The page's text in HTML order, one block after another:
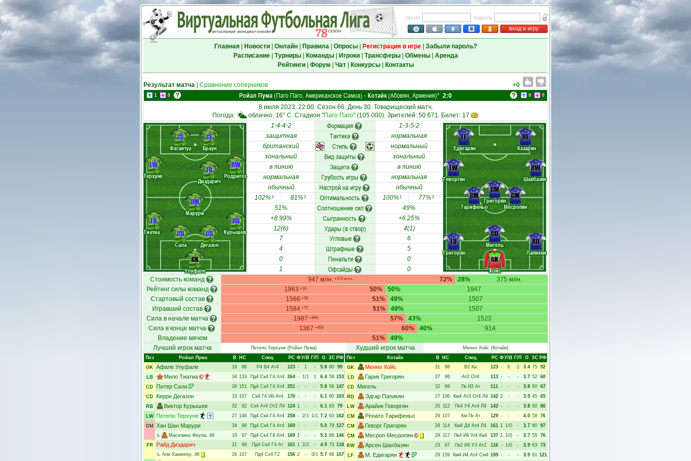
логин
пароль
вход в игру
Главная| Новости| Онлайн| Правила| Опросы| Регистрация в игре| Забыли пароль?
Расписание| Турниры| Команды| Игроки| Трансферы| Обмены| Аренда
Рейтинги| Форум Чат| Конкурсы| Контакты
Результат матча Сравнение соперников +0
1 0 Ройал Пума(Паго Паго, Американское Самоа) - Котайк(Абовян, Армения)* 2:0 0 0
8 июля 2023, 22:00. Сезон 66. День 30. Товарищеский матч.
Погода:
облачно, 16° C. Стадион "Паго Паго" (105 000). Зрителей: 50 671. Билет: 17
Улуфале
Тиатиа
Сала
Дегазон
Курышев
Терхуне
Марури
Диздарич
Родригез
Фагаитуа Браун
GK
LB
CD
CD
RB
LW
DM
FR
RW
CF CF
1-4-4-2 Формация 1-3-5-2
Хойс
Григорян
Мигель
Папикян
Геворгян
Тарифеньо
Григорян
Месропян
Шахбазян
Едигарян Казарян
GK
LD
CD
RD
LW
CM
CM
CM
RW
LF RF
защитная Тактика
нормальная
британский
Стиль
нормальный
зональный
Вид защиты
зональный
в линию
Защита
в линию
нормальная
Грубость игры
нормальная
обычный
Настрой на игру
обычный
102%1 81%2 Оптимальность 100%1 77%2
51% Соотношение сил
49%
+8.99%
Сыгранность
+6.25%
12(6)
Удары (в створ)
4(1)
7
Угловые
6
4
Штрафные
5
0
Пенальти
0
1
Офсайды
0
Стоимость команд
947 млн. +572 млн. 72% 375 млн.
28%
Рейтинг силы команд
1963 +16 50% 1947
50%
Стартовый состав
1566 +59 51% 1507
49%
Игравший состав
1584 +77 51% 1507
49%
Сила в начале матча
1987 +464 57% 1523
43%
Сила в конце матча
1367 +453 60% 914
40%
Владение мячом
51%
49%
Лучший игрок матча
Петело Терхуне (Ройал Пума) Худший игрок матча Менно Хойс (Котайк)
Поз
Ройал Пума В НC Спец РC ФУ/В Г/П О ЗС РФ
GK Афале Улуфале 18 86 Р4 В4 Ат4 123 - 1 - 5.8 80 99
LB
Мило Тиатиа 34 133 Пд4 Ск4 Г4 Ат4 264 - 1/1 1 6.4 58 153
CD Питер Сала 26 151 Пд4 Ск4 Г4 Ат4 251 - - - 5.8 58 147
CD
Керри Дегазон 33 107 Ск4 Г4 И4 Ат4 170 - - - 6.1 60 103
RB
Виктор Курышев 32 82 Ск4 Ат4 От2 Л4 124 1 - - 6.1 63 79
LW Петело Терхуне 27 148 Пд4 Ск4 Г4 Ат4 258 - 2/1 1/1 7.2 63 162
DM
Хан Шан Марури 34 98 Пд4 Ск4 Г4 Ат4 160 - - - 5.0 79 127
↳
Маселино Феула, 46 19 97 Пд4 Ск4 Г4 Ат4 169 1 - - 5.1 86 146
FR
Райд Диздарич 21 99 Пд4 Ск4 Г4 Ат 161 1 2/2 - 4.9 73 118
↳ Али Хакингер, 46 26 107 Пд4 Ск4 Г2 156 2 - 0/1 5.7 68 107
Поз Котайк В НC Спец РC ФУ/В Г/П О ЗС РФ
GK
Менно Хойс 31 98 В2 Ка 123 - 6 2 3.4 75 92
LD
Гарик Григорян 27 96 Ат2 От4 113 - - - 3.7 52 60
CD
Мигель 32 96 Пк И3 Ат 111 - - - 3.8 60 67
RD
Эдгар Папикян 27 106 Км4 Ат3 От4 Л4 142 2 - - 3.5 45 65
LW
Арайик Геворгян 26 112 Пк4 У4 Ат4 Л4 142 - - - 3.8 60 86
CM
Ренато Тарифеньо 29 107 Км Пк Ат 129 - - - 4.0 58 76
CM
Геворг Григорян 28 114 Км4 Д4 Ат4 Л4 161 1 1/0 - 3.7 60 97
CM
Месроп Месропян 29 117 Пк4 И4 Уг4 Ка4 137 1 1/0 - 3.7 55 76
RW
Арсен Шахбазян 23 87 Пк2 И4 У3 Ат2 116 - 1/0 - 3.9 63 73
LF
М. Едигарян 29 159 Км4 И4 Ат4 См4 199 - - - 3.9 61 121